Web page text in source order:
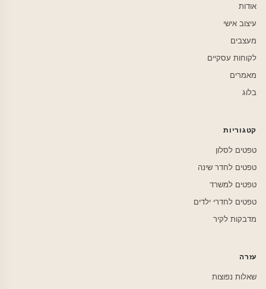
אודות
עיצוב אישי
מעצבים
לקוחות עסקיים
מאמרים
בלוג
קטגוריות
טפטים לסלון
טפטים לחדר שינה
טפטים למשרד
טפטים לחדרי ילדים
מדבקות לקיר
עזרה
שאלות נפוצות